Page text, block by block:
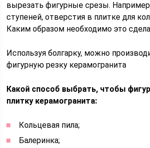
вырезать фигурные срезы.
ступеней, отверстия в плитке для
Каким образом необходимо это
Используя болгарку, можно
фигурную резку керамогранита
Какой способ выбрать, чтобы
плитку керамогранита:
Кольцевая пила;
Балеринка;